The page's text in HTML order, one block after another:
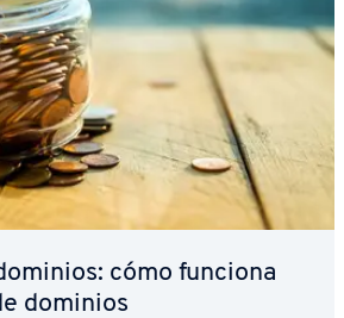
cómo funciona
dominios